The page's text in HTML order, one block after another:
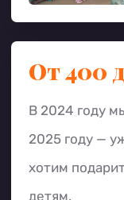
От 400
В 2024 году
2025 году —
хотим
детям.